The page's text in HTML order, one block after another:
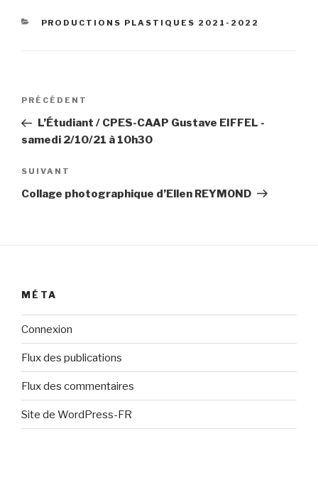
CATÉGORIES
PRODUCTIONS PLASTIQUES 2021-2022
Navigation
l’article
Article
précédent
PRÉCÉDENT
L’Étudiant / CPES-CAAP Gustave EIFFEL -
samedi 2/10/21 à 10h30
Article
suivant
SUIVANT
Collage photographique d’Ellen REYMOND
MÉTA
Connexion
Flux des publications
Flux des commentaires
Site de WordPress-FR